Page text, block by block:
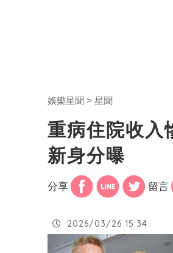
娛樂星聞 星聞
重病住院收
新身分曝
分享 留言
2026/03/26 15:34